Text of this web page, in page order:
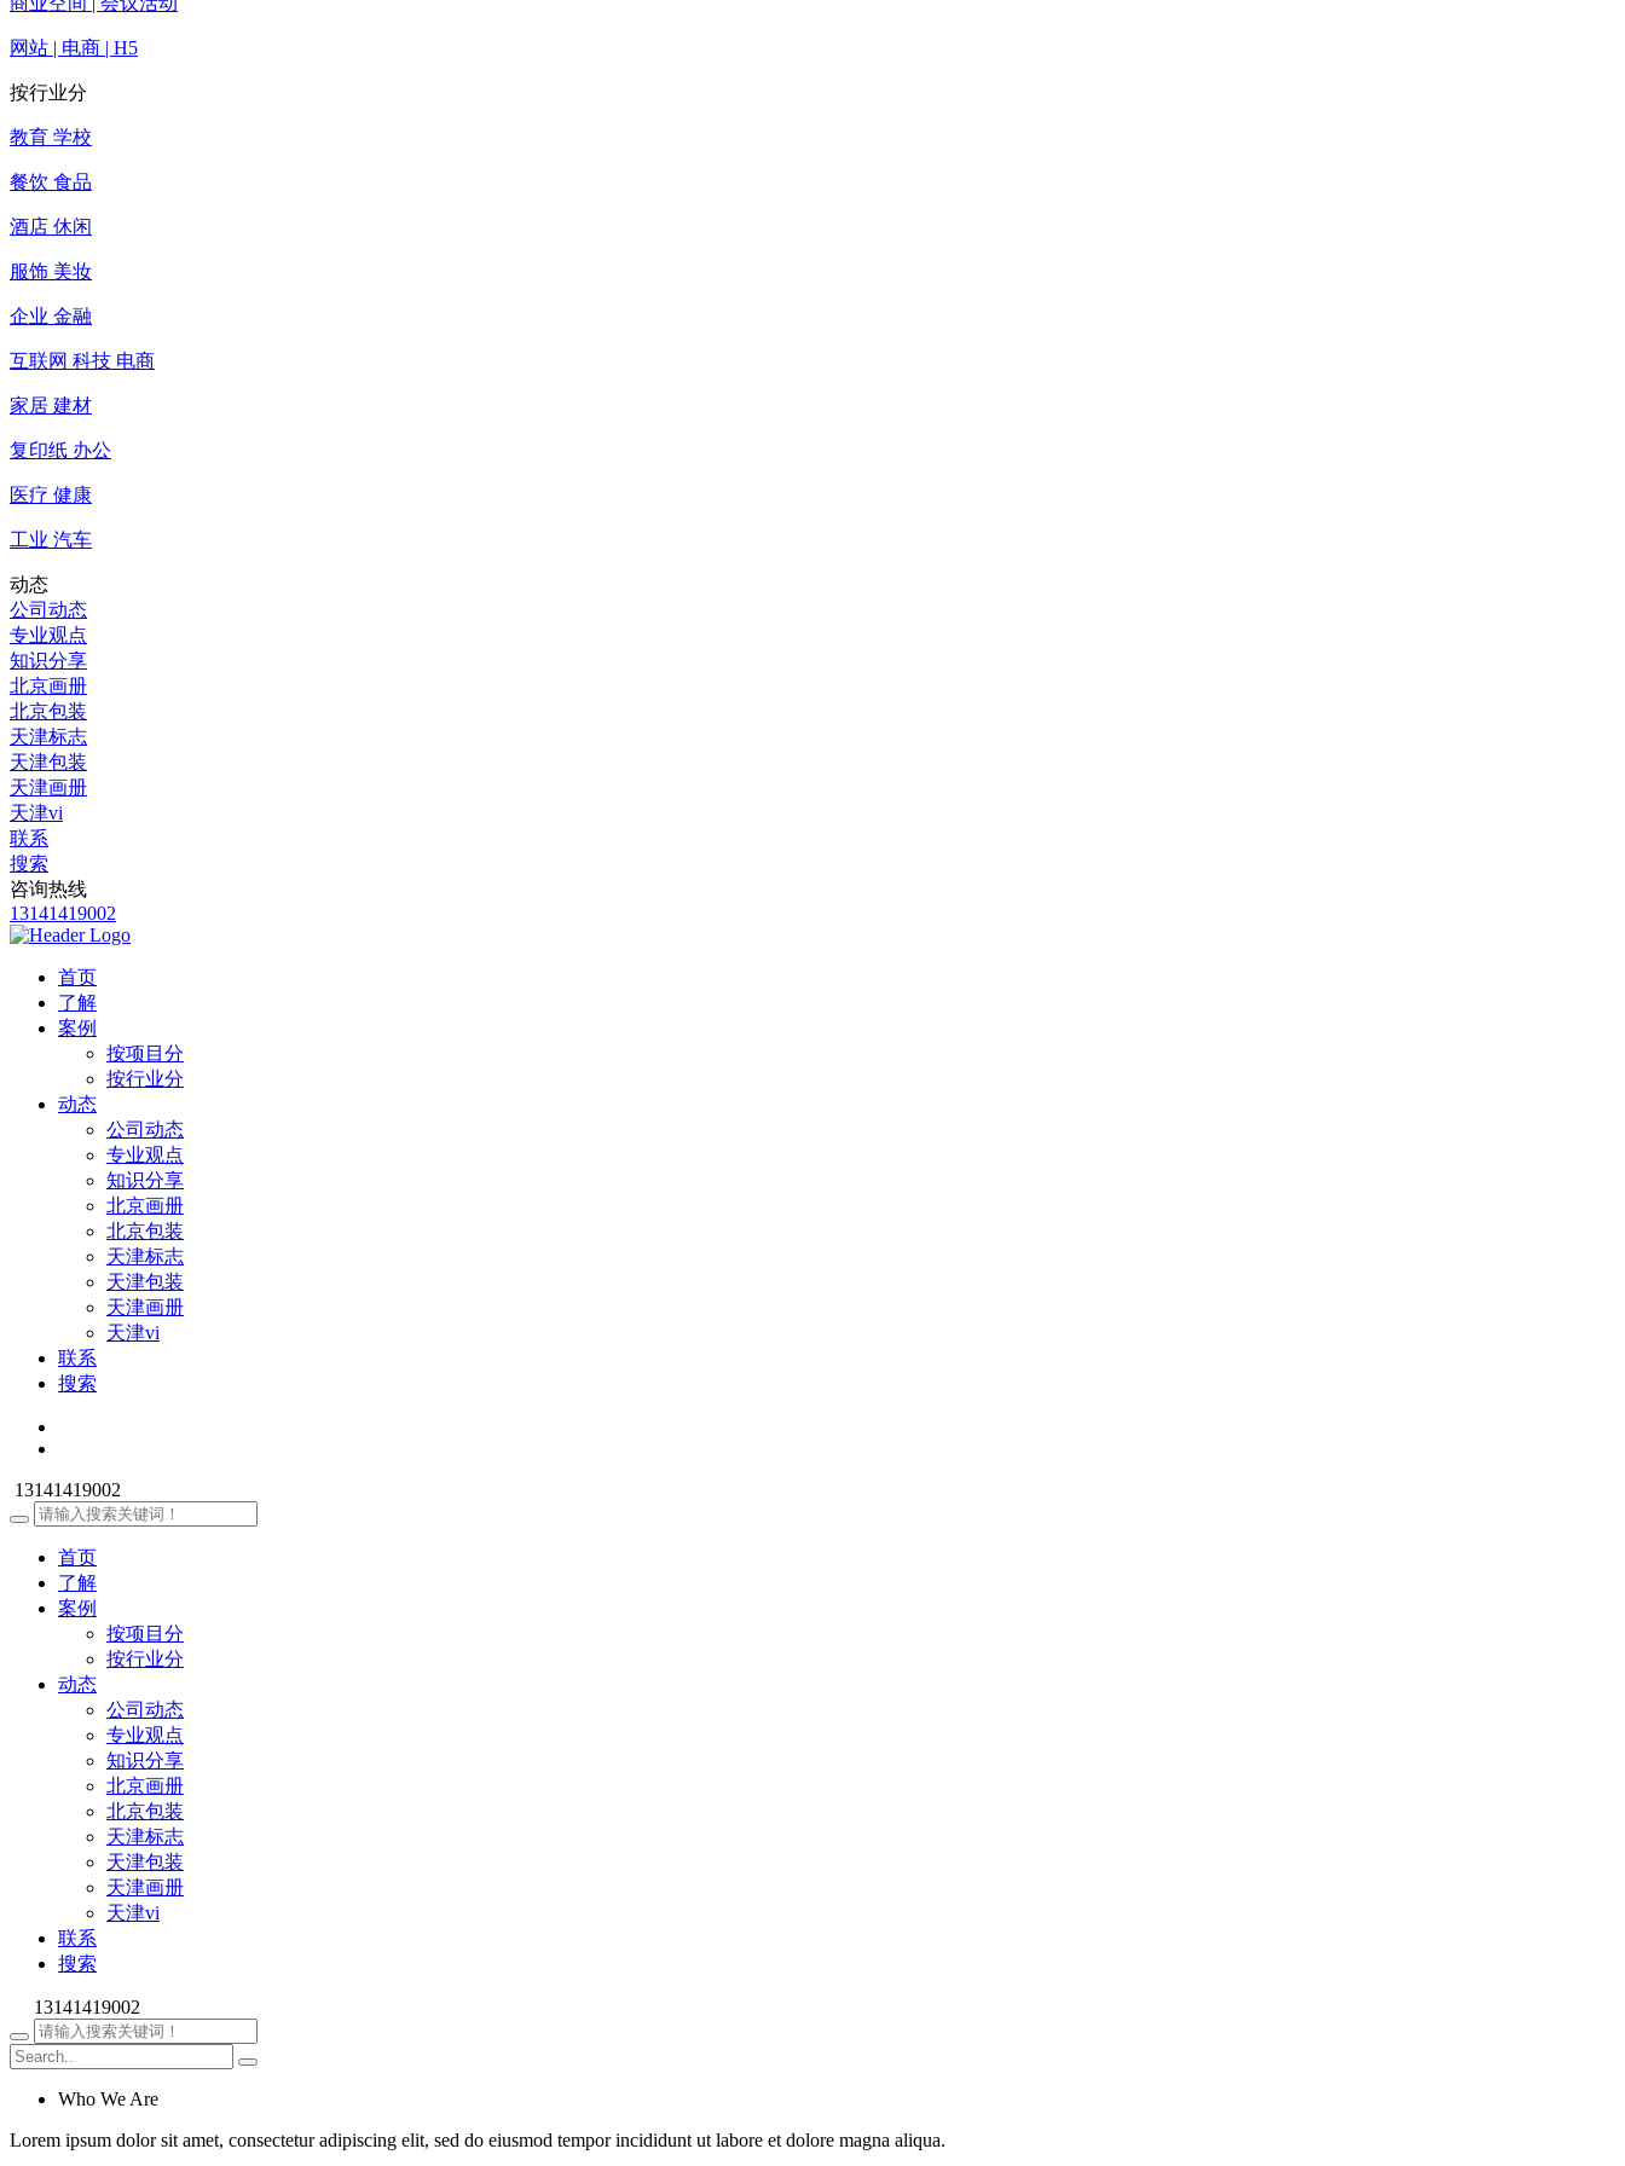
网站 | 电商 | H5
按行业分
教育 学校
餐饮 食品
酒店 休闲
服饰 美妆
企业 金融
互联网 科技 电商
家居 建材
复印纸 办公
医疗 健康
工业 汽车
动态
公司动态
专业观点
知识分享
北京画册
北京包装
天津标志
天津包装
天津画册
天津vi
联系
搜索
咨询热线
13141419002
首页
了解
案例
按项目分
按行业分
动态
公司动态
专业观点
知识分享
北京画册
北京包装
天津标志
天津包装
天津画册
天津vi
联系
搜索
13141419002
首页
了解
案例
按项目分
按行业分
动态
公司动态
专业观点
知识分享
北京画册
北京包装
天津标志
天津包装
天津画册
天津vi
联系
搜索
13141419002
Who We Are
Lorem ipsum dolor sit amet, consectetur adipiscing elit, sed do eiusmod tempor incididunt ut labore et dolore magna aliqua.